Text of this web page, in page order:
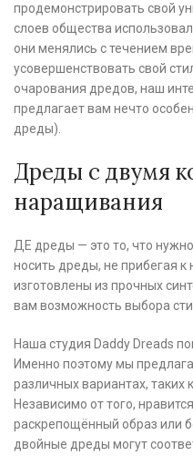
продемонстрировать свой
слоев общества
они менялись с течением
усовершенствовать свой
очарования дредов, наш
предлагает вам нечто
дреды).
Дреды с двумя
наращивания
ДЕ дреды — это то, что
носить дреды, не прибегая
изготовлены из прочных
вам возможность выбора
Наша студия Daddy Dreads
Именно поэтому мы
различных вариантах, таких
Независимо от того,
раскрепощённый образ или
двойные дреды могут